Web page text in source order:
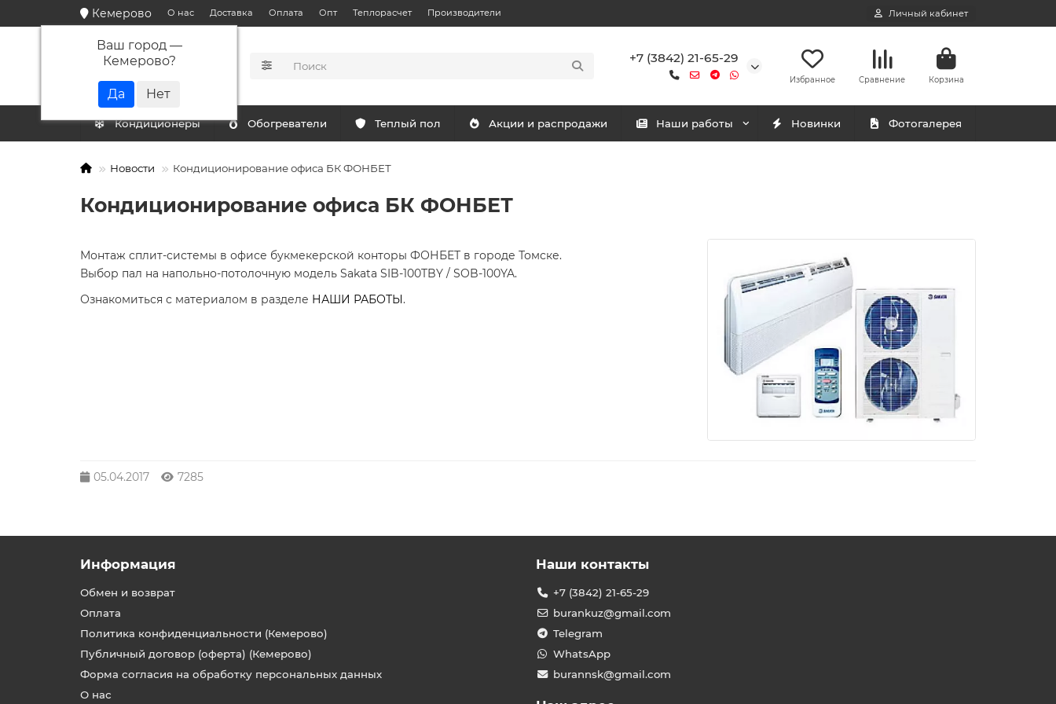
Кемерово
Ваш город —
Кемерово?
О нас Доставка Оплата Опт Теплорасчет Производители Личный кабинет
КАТАЛОГ
+7 (3842) 21-65-29
Избранное Сравнение Корзина
Кондиционеры Обогреватели Теплый пол Акции и распродажи Наши работы Новинки Фотогалерея
Новости Кондиционирование офиса БК ФОНБЕТ
Кондиционирование офиса БК ФОНБЕТ
Монтаж сплит-системы в офисе букмекерской конторы ФОНБЕТ в городе Томске.
Выбор пал на напольно-потолочную модель Sakata SIB-100TBY / SOB-100YA.
Ознакомиться с материалом в разделе НАШИ РАБОТЫ.
05.04.2017 7285
Информация
Обмен и возврат
Оплата
Политика конфиденциальности (Кемерово)
Публичный договор (оферта) (Кемерово)
Форма согласия на обработку персональных данных
О нас
Наши контакты
+7 (3842) 21-65-29
burankuz@gmail.com
Telegram
WhatsApp
burannsk@gmail.com